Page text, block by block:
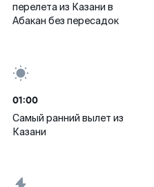
перелета из Казани в
Абакан без пересадок
01:00
Самый ранний вылет из
Казани